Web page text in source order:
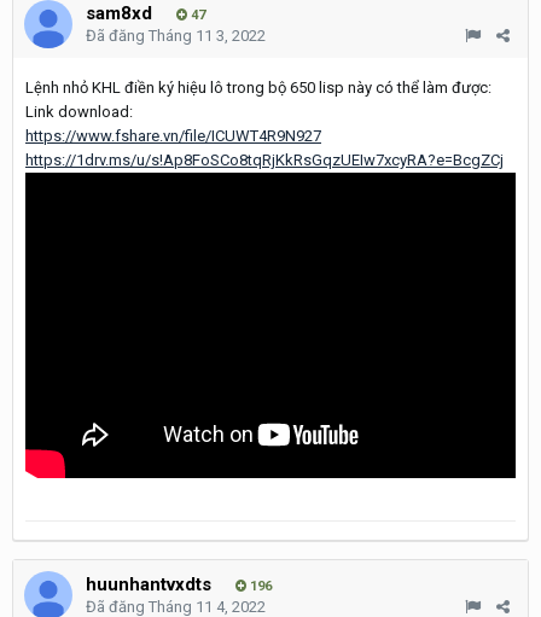
sam8xd 47
Đã đăng Tháng 11 3, 2022
Lệnh nhỏ KHL điền ký hiệu lô trong bộ 650 lisp này có thể làm được:
Link download:
https://www.fshare.vn/file/ICUWT4R9N927
https://1drv.ms/u/s!Ap8FoSCo8tqRjKkRsGqzUEIw7xcyRA?e=BcgZCj
huunhantvxdts 196
Đã đăng Tháng 11 4, 2022